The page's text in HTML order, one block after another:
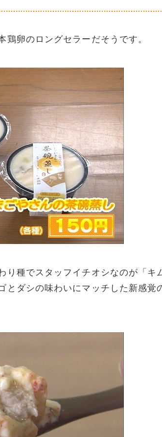
鶏卵のロングセラーだそうです。
り種でスタッフイチオシなのが「キ
とダシの味わいにマッチした新感覚